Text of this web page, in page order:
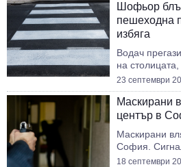
Шофьор
пешеходна
избяга
Водач
на столицата,
23 септември
Маскирани
център в
Маскирани
София.
18 септември